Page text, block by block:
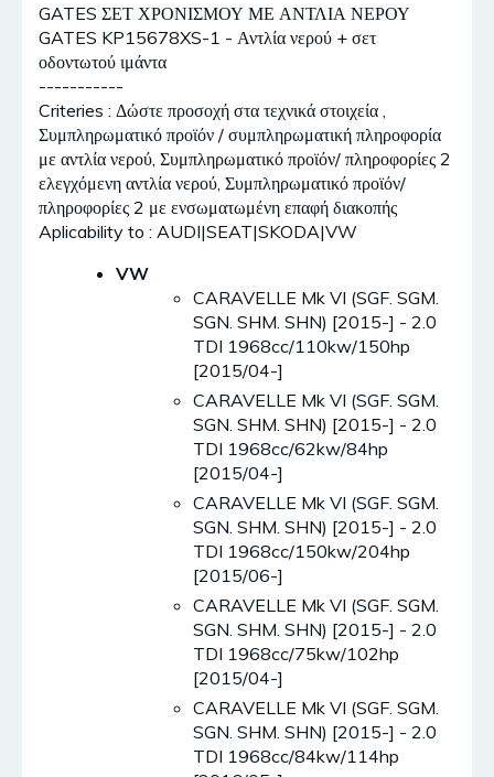
GATES ΣΕΤ ΧΡΟΝΙΣΜΟΥ ΜΕ ΑΝΤΛΙΑ ΝΕΡΟΥ
GATES KP15678XS-1 - Αντλία νερού + σετ
οδοντωτού ιμάντα
-----------
Criteries : Δώστε προσοχή στα τεχνικά στοιχεία ,
Συμπληρωματικό προϊόν / συμπληρωματική πληροφορία
με αντλία νερού, Συμπληρωματικό προϊόν/ πληροφορίες 2
ελεγχόμενη αντλία νερού, Συμπληρωματικό προϊόν/
πληροφορίες 2 με ενσωματωμένη επαφή διακοπής
Aplicability to : AUDI|SEAT|SKODA|VW
VW
CARAVELLE Mk VI (SGF. SGM.
SGN. SHM. SHN) [2015-] - 2.0
TDI 1968cc/110kw/150hp
[2015/04-]
CARAVELLE Mk VI (SGF. SGM.
SGN. SHM. SHN) [2015-] - 2.0
TDI 1968cc/62kw/84hp
[2015/04-]
CARAVELLE Mk VI (SGF. SGM.
SGN. SHM. SHN) [2015-] - 2.0
TDI 1968cc/150kw/204hp
[2015/06-]
CARAVELLE Mk VI (SGF. SGM.
SGN. SHM. SHN) [2015-] - 2.0
TDI 1968cc/75kw/102hp
[2015/04-]
CARAVELLE Mk VI (SGF. SGM.
SGN. SHM. SHN) [2015-] - 2.0
TDI 1968cc/84kw/114hp